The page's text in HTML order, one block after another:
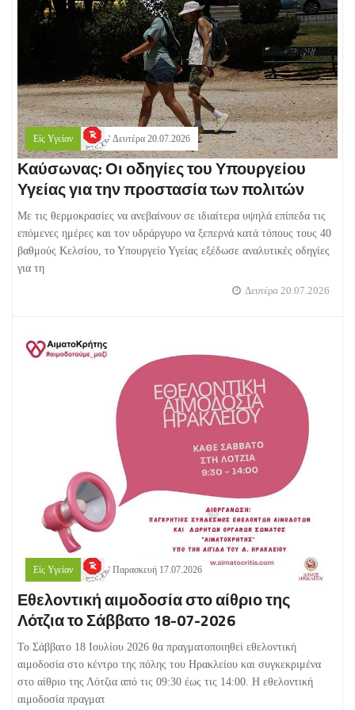
Είς Υγείαν Δευτέρα 20.07.2026
Καύσωνας: Οι οδηγίες του Υπουργείου
Υγείας για την προστασία των πολιτών
Με τις θερμοκρασίες να ανεβαίνουν σε ιδιαίτερα υψηλά επίπεδα τις
επόμενες ημέρες και τον υδράργυρο να ξεπερνά κατά τόπους τους 40
βαθμούς Κελσίου, το Υπουργείο Υγείας εξέδωσε αναλυτικές οδηγίες
για τη
Δευτέρα 20.07.2026
Είς Υγείαν Παρασκευή 17.07.2026
Εθελοντική αιμοδοσία στο αίθριο της
Λότζια το Σάββατο 18-07-2026
Το Σάββατο 18 Iουλίου 2026 θα πραγματοποιηθεί εθελοντική
αιμοδοσία στο κέντρο της πόλης του Ηρακλείου και συγκεκριμένα
στο αίθριο της Λότζια από τις 09:30 έως τις 14:00. Η εθελοντική
αιμοδοσία πραγματ